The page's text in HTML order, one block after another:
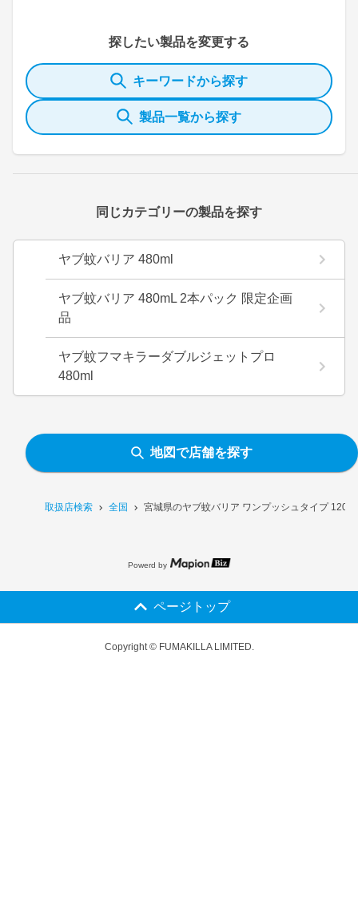
取扱店検索 全国 宮城県のヤブ蚊バリア ワンプッシュタイプ 120
探したい製品を変更する
キーワードから探す
製品一覧から探す
同じカテゴリーの製品を探す
ヤブ蚊バリア 480ml
ヤブ蚊バリア 480mL 2本パック 限定企画
品
ヤブ蚊フマキラーダブルジェットプロ
480ml
地図で店舗を探す
Powerd by
ページトップ
Copyright © FUMAKILLA LIMITED.